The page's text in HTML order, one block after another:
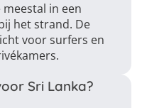
in een
het strand. De
voor surfers en
Sri Lanka?